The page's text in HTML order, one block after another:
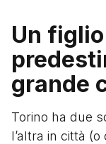
Un
grande
Torino ha due
l’altra in città